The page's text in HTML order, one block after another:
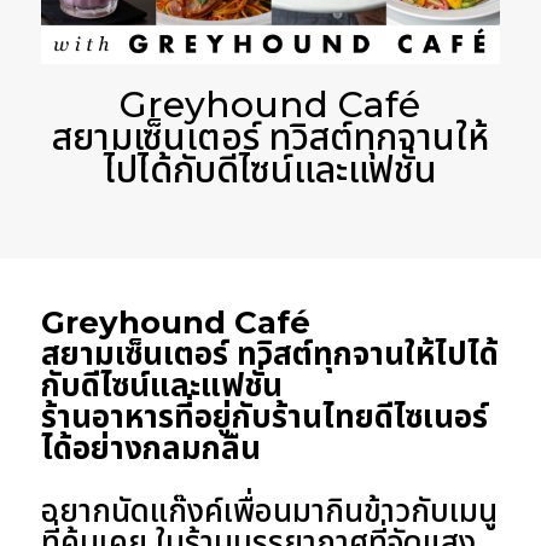
Greyhound Café
สยามเซ็นเตอร์ ทวิสต์ทุกจานให้
ไปได้กับดีไซน์และแฟชั่น
Greyhound Café
สยามเซ็นเตอร์ ทวิสต์ทุกจานให้ไปได้
กับดีไซน์และแฟชั่น
ร้านอาหารที่อยู่กับร้านไทยดีไซเนอร์
ได้อย่างกลมกลืน
อยากนัดแก๊งค์เพื่อนมากินข้าวกับเมนู